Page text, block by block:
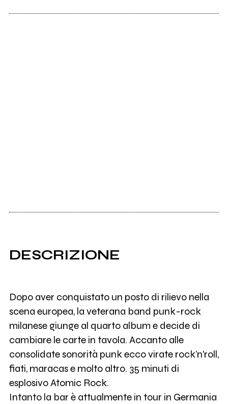
DESCRIZIONE
Dopo aver conquistato un posto di rilievo nella
scena europea, la veterana band punk-rock
milanese giunge al quarto album e decide di
cambiare le carte in tavola. Accanto alle
consolidate sonorità punk ecco virate rock’n'roll,
fiati, maracas e molto altro. 35 minuti di
esplosivo Atomic Rock.
Intanto la bar è attualmente in tour in Germania